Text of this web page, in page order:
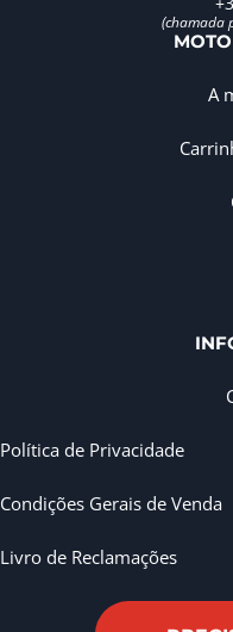
(chamada
A
Política de Privacidade
Condições Gerais de Venda
Livro de Reclamações